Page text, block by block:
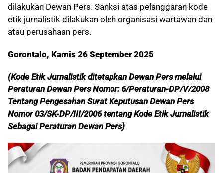
dilakukan Dewan Pers. Sanksi atas pelanggaran kode
etik jurnalistik dilakukan oleh organisasi wartawan dan
atau perusahaan pers.
Gorontalo, Kamis 26 September 2025
(Kode Etik Jurnalistik ditetapkan Dewan Pers melalui
Peraturan Dewan Pers Nomor: 6/Peraturan-DP/V/2008
Tentang Pengesahan Surat Keputusan Dewan Pers
Nomor 03/SK-DP/III/2006 tentang Kode Etik Jurnalistik
Sebagai Peraturan Dewan Pers)